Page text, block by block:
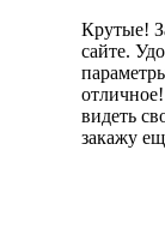
Крутые!
сайте.
видеть
закажу